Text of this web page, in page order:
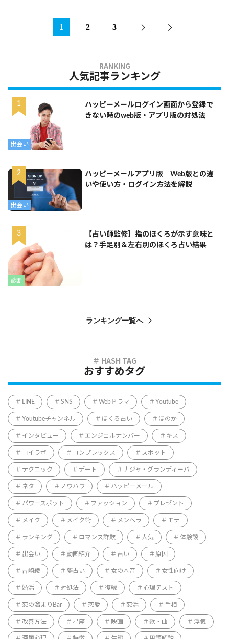
1 2 3
人気記事ランキング
出会い
ハッピーメールログイン画面から登録で
きない時のweb版・アプリ版の対処法
出会い
ハッピーメールアプリ版｜Web版との違
いや使い方・ログイン方法を解説
診断
【占い師監修】指のほくろが示す意味と
は？手足別＆左右別のほくろ占い結果
ランキング一覧へ
おすすめタグ
LINE SNS Webドラマ Youtube
Youtubeチャンネル ほくろ占い ほのか
インタビュー エンジェルナンバー キス
コイラボ コンプレックス スポット
テクニック デート ナジャ・グランディーバ
ネタ ノウハウ ハッピーメール
パワースポット ファッション プレゼント
メイク メイク術 メンヘラ モテ
ランキング ロマンス詐欺 人気 体験談
出会い 動画紹介 占い 原因
吉崎綾 夢占い 女の本音 女性向け
婚活 対処法 復縁 心理テスト
恋の溜まりBar 恋愛 恋活 手相
改善方法 星座 映画 歌・曲 浮気